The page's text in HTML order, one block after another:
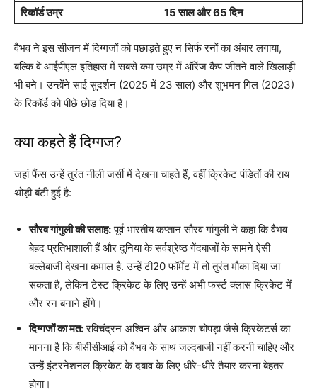
रिकॉर्ड उम्र
15 साल और 65 दिन
वैभव ने इस सीजन में दिग्गजों को पछाड़ते हुए न सिर्फ रनों का अंबार लगाया,
बल्कि वे आईपीएल इतिहास में सबसे कम उम्र में ऑरेंज कैप जीतने वाले खिलाड़ी
भी बने। उन्होंने साई सुदर्शन (2025 में 23 साल) और शुभमन गिल (2023)
के रिकॉर्ड को पीछे छोड़ दिया है।
क्या कहते हैं दिग्गज?
जहां फैंस उन्हें तुरंत नीली जर्सी में देखना चाहते हैं, वहीं क्रिकेट पंडितों की राय
थोड़ी बंटी हुई है:
सौरव गांगुली की सलाह:पूर्व भारतीय कप्तान सौरव गांगुली ने कहा कि वैभव
बेहद प्रतिभाशाली हैं और दुनिया के सर्वश्रेष्ठ गेंदबाजों के सामने ऐसी
बल्लेबाजी देखना कमाल है. उन्हें टी20 फॉर्मेट में तो तुरंत मौका दिया जा
सकता है, लेकिन टेस्ट क्रिकेट के लिए उन्हें अभी फर्स्ट क्लास क्रिकेट में
और रन बनाने होंगे।
दिग्गजों का मत:रविचंद्रन अश्विन और आकाश चोपड़ा जैसे क्रिकेटर्स का
मानना है कि बीसीसीआई को वैभव के साथ जल्दबाजी नहीं करनी चाहिए और
उन्हें इंटरनेशनल क्रिकेट के दबाव के लिए धीरे-धीरे तैयार करना बेहतर
होगा।